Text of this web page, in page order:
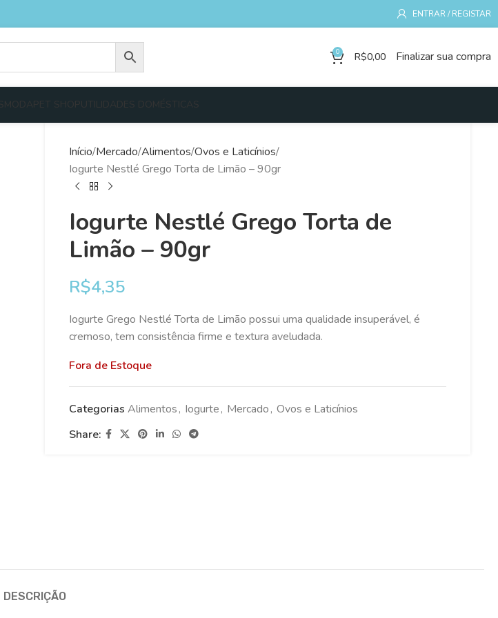
ENTRAR / REGISTAR
0 R$0,00 Finalizar sua compra
MODAPET SHOP UTILIDADES DOMÉSTICAS
Início Mercado Alimentos Ovos e Laticínios
Iogurte Nestlé Grego Torta de Limão – 90gr
Iogurte Nestlé Grego Torta de
Limão – 90gr
R$4,35
Iogurte Grego Nestlé Torta de Limão possui uma qualidade insuperável, é
cremoso, tem consistência firme e textura aveludada.
Fora de Estoque
Categorias Alimentos, Iogurte, Mercado, Ovos e Laticínios
Share:
DESCRIÇÃO